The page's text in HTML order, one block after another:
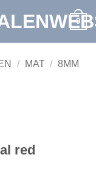
0
/ MAT / 8MM
red